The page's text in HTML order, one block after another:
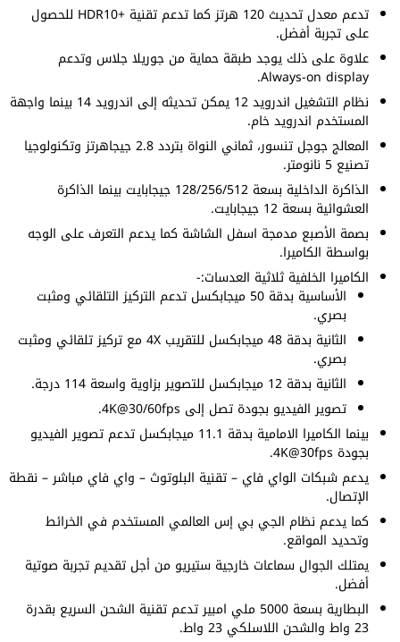
تدعم معدل تحديث 120 هرتز كما تدعم تقنية +HDR10 للحصول
على تجربة أفضل.
علاوة على ذلك يوجد طبقة حماية من جوريلا جلاس وتدعم
Always-on display.
نظام التشغيل اندرويد 12 يمكن تحديثه إلى اندرويد 14 بينما واجهة
المستخدم اندرويد خام.
المعالج جوجل تنسور، ثماني النواة بتردد 2.8 جيجاهرتز وتكنولوجيا
تصنيع 5 نانومتر.
الذاكرة الداخلية بسعة 128/256/512 جيجابايت بينما الذاكرة
العشوائية بسعة 12 جيجابايت.
بصمة الأصبع مدمجة اسفل الشاشة كما يدعم التعرف على الوجه
بواسطة الكاميرا.
الكاميرا الخلفية ثلاثية العدسات:-
الأساسية بدقة 50 ميجابكسل تدعم التركيز التلقائي ومثبت
بصري.
الثانية بدقة 48 ميجابكسل للتقريب 4X مع تركيز تلقائي ومثبت
بصري.
الثانية بدقة 12 ميجابكسل للتصوير بزاوية واسعة 114 درجة.
تصوير الفيديو بجودة تصل إلى 4K@30/60fps.
بينما الكاميرا الامامية بدقة 11.1 ميجابكسل تدعم تصوير الفيديو
بجودة 4K@30fps.
يدعم شبكات الواي فاي – تقنية البلوتوث – واي فاي مباشر – نقطة
الإتصال.
كما يدعم نظام الجي بي إس العالمي المستخدم في الخرائط
وتحديد المواقع.
يمتلك الجوال سماعات خارجية ستيريو من أجل تقديم تجربة صوتية
أفضل.
البطارية بسعة 5000 ملي امبير تدعم تقنية الشحن السريع بقدرة
23 واط والشحن اللاسلكي 23 واط.